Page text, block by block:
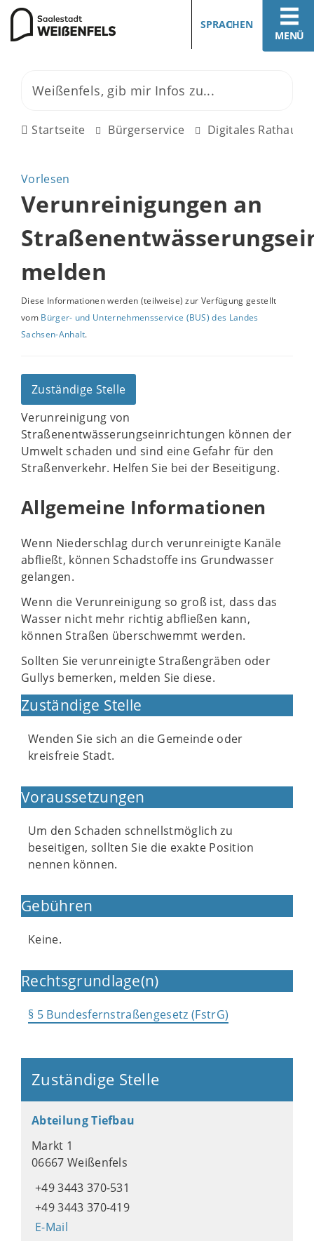
MENÜ
SPRACHEN
Startseite Bürgerservice Digitales Rathaus
Vorlesen
Verunreinigungen an
melden
Diese Informationen werden (teilweise) zur Verfügung gestellt
vom Bürger- und Unternehmensservice (BUS) des Landes
Sachsen-Anhalt.
Zuständige Stelle
Verunreinigung von
Straßenentwässerungseinrichtungen können der
Umwelt schaden und sind eine Gefahr für den
Straßenverkehr. Helfen Sie bei der Beseitigung.
Allgemeine Informationen
Wenn Niederschlag durch verunreinigte Kanäle
abfließt, können Schadstoffe ins Grundwasser
gelangen.
Wenn die Verunreinigung so groß ist, dass das
Wasser nicht mehr richtig abfließen kann,
können Straßen überschwemmt werden.
Sollten Sie verunreinigte Straßengräben oder
Gullys bemerken, melden Sie diese.
Zuständige Stelle
Wenden Sie sich an die Gemeinde oder
kreisfreie Stadt.
Voraussetzungen
Um den Schaden schnellstmöglich zu
beseitigen, sollten Sie die exakte Position
nennen können.
Gebühren
Keine.
Rechtsgrundlage(n)
§ 5 Bundesfernstraßengesetz (FstrG)
Zuständige Stelle
Abteilung Tiefbau
Markt 1
06667 Weißenfels
+49 3443 370-531
+49 3443 370-419
E-Mail